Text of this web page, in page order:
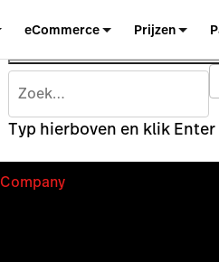
eCommerce Prijzen
Typ hierboven en klik
Company